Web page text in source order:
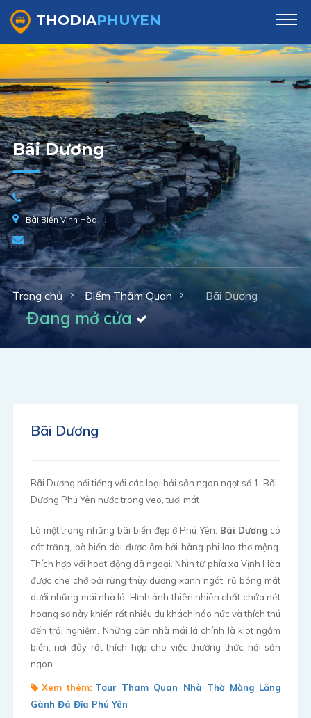
THODIAPHUYEN
Bãi Dương
Bãi Biển Vịnh Hòa
Trang chủ Điểm Thăm Quan Bãi Dương
Đang mở cửa
Bãi Dương
Bãi Dương nổi tiếng với các loại hải sản ngon ngọt số 1. Bãi
Dương Phú Yên nước trong veo, tươi mát
Là một trong những bãi biển đẹp ở Phú Yên. Bãi Dương có
cát trắng, bờ biển dài được ôm bởi hàng phi lao thơ mộng.
Thích hợp với hoạt động dã ngoại. Nhìn từ phía xa Vịnh Hòa
được che chở bởi rừng thùy dương xanh ngát, rũ bóng mát
dưới những mái nhà lá. Hình ảnh thiên nhiên chất chứa nét
hoang sơ này khiến rất nhiều du khách háo hức và thích thú
đến trải nghiệm. Những căn nhà mái lá chính là kiot ngắm
biển, nơi đây rất thích hợp cho việc thưởng thức hải sản
ngon.
Xem thêm: Tour Tham Quan Nhà Thờ Mằng Lăng
Gành Đá Đĩa Phú Yên